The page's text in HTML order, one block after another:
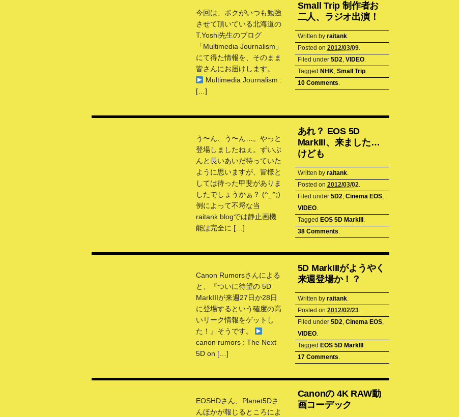
Small Trip 制作者お
二人、ラジオ出演！
Written by raitank.
Posted on 2012/03/09.
Filed under 5D2, VIDEO.
Tagged NHK, Small Trip.
10 Comments.
今回は、ボクがいつも勉強
させて頂いている北海道の
T.Yoshi先生のブログ
「Multimedia Journalism」
にて得た情報を、そのまま
皆さんにお届けします。
Multimedia Journalism :
[…]
あれ？ EOS 5D
MarkIII、来ました…
けども
Written by raitank.
Posted on 2012/03/02.
Filed under 5D2, Cinema EOS,
VIDEO.
Tagged EOS 5D MarkIII
.
38 Comments.
う〜ん、う〜ん…。やっと
登場しましたねぇ。ずいぶ
んと長いあいだ待っていた
ように思いますが、皆様と
しては待った甲斐がありま
したでしょうかぁ？ (^_^;)
例によって不埒な当
raitank blogでは静止画機
能は完全に […]
5D MarkIIIがようやく
来週登場か！？
Written by raitank.
Posted on 2012/02/23.
Filed under 5D2, Cinema EOS,
VIDEO.
Tagged EOS 5D MarkIII
.
17 Comments.
Canon Rumorsさんによる
と、『ついに待望の 5D
MarkIIIが来週27日か28日
に登場するという確度の高
いリーク情報をゲットし
た！』そうです。
canon rumors : The Next
5D on […]
Canonの 4K RAW動
画コーデック
EOSHDさん、Planet5Dさ
んほかが報じるところによ